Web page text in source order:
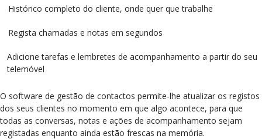
Histórico completo do cliente, onde quer que trabalhe
Regista chamadas e notas em segundos
Adicione tarefas e lembretes de acompanhamento a partir do seu
telemóvel
O software de gestão de contactos permite-lhe atualizar os registos
dos seus clientes no momento em que algo acontece, para que
todas as conversas, notas e ações de acompanhamento sejam
registadas enquanto ainda estão frescas na memória.